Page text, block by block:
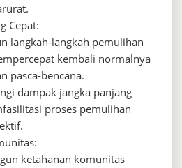
Cepat:
langkah-langkah pemulihan
kembali normalnya
pasca-bencana.
dampak jangka panjang
proses pemulihan
ketahanan komunitas